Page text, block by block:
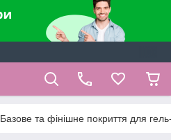
Базове та фінішне покриття для